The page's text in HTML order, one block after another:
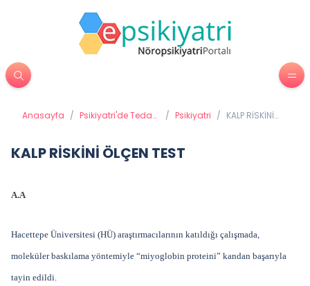
Anasayfa / Psikiyatri'de Tedavi
/ Psikiyatri / KALP RİSKİNİ
KALP RİSKİNİ ÖLÇEN TEST
A.A
Hacettepe Üniversitesi (HÜ) araştırmacılarının katıldığı çalışmada,
moleküler baskılama yöntemiyle “miyoglobin proteini” kandan başarıyla
tayin edildi.